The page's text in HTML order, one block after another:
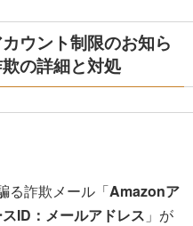
ウント制限のお知ら
の詳細と対処
る詐欺メール「Amazonア
ID：メールアドレス 」が